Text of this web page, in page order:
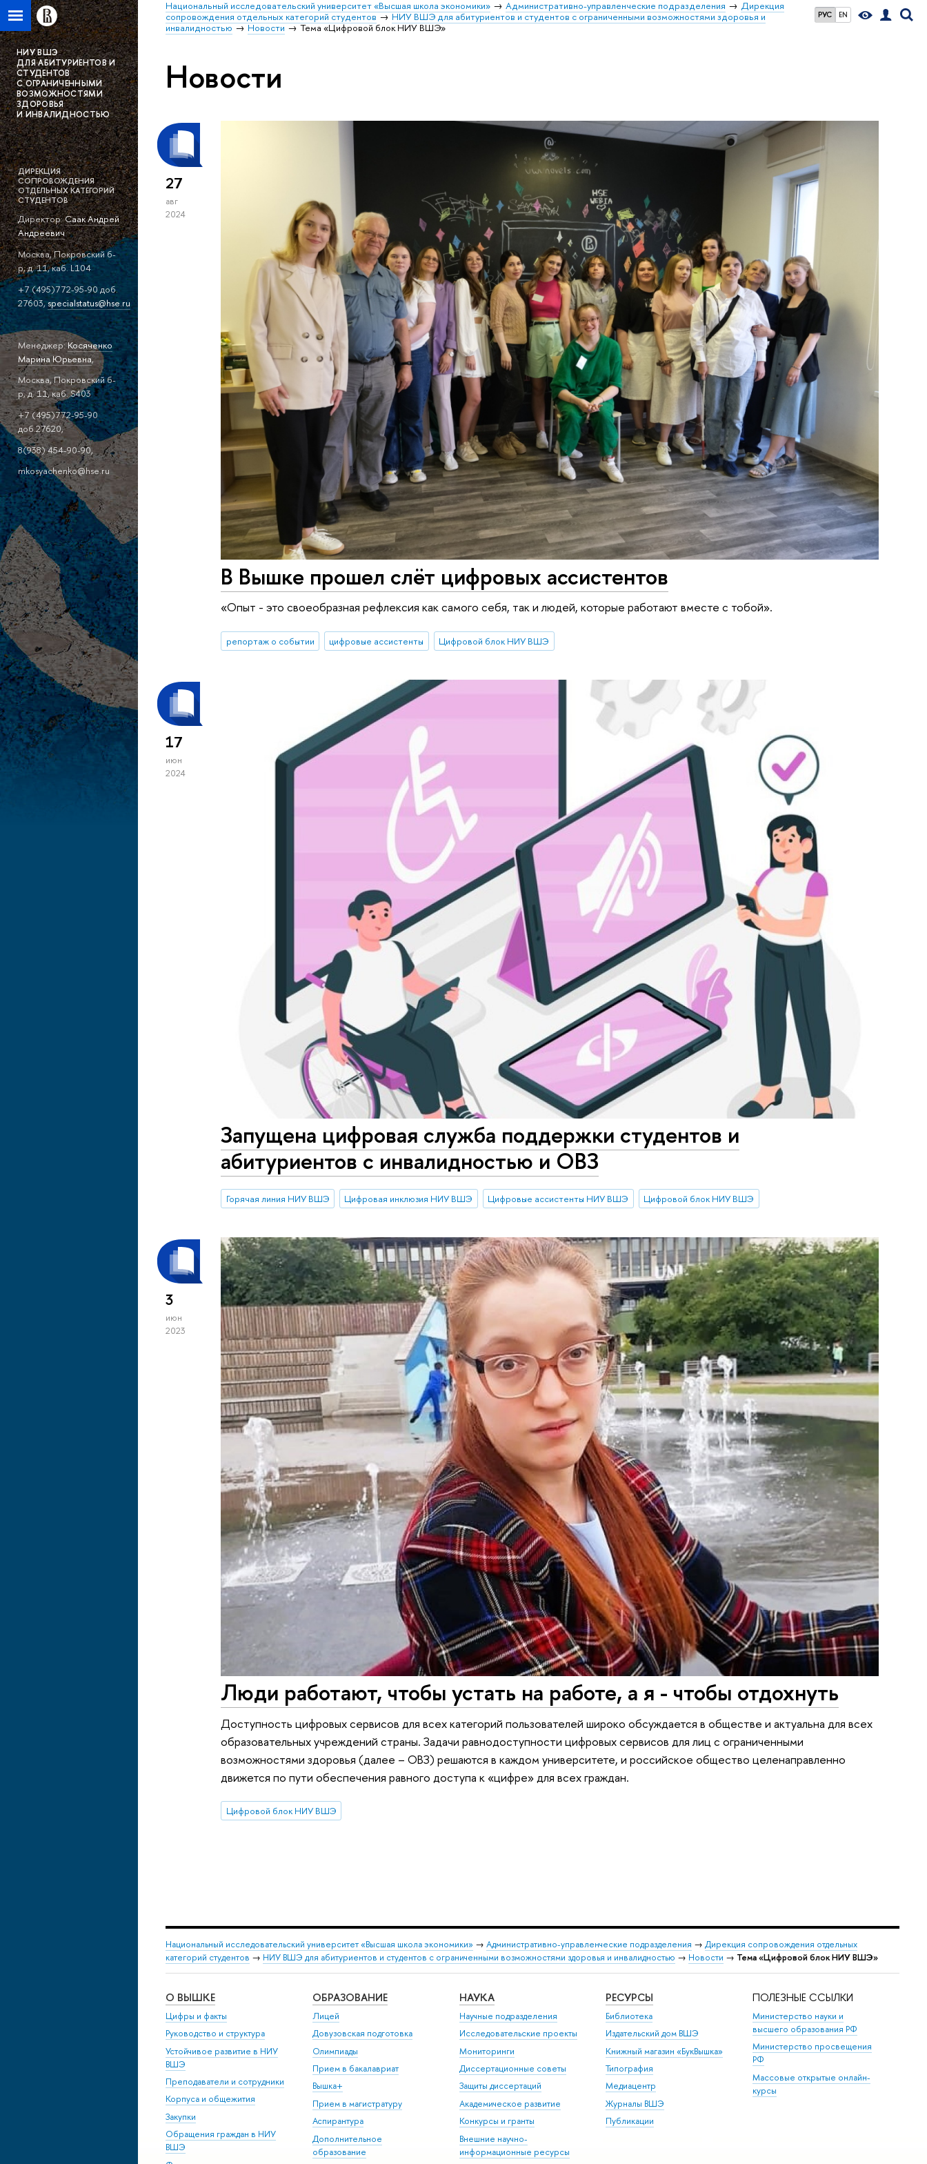
РУС EN
Национальный исследовательский университет «Высшая школа экономики» Административно-управленческие подразделения
Дирекция
сопровождения отдельных категорий студентов
НИУ ВШЭ для абитуриентов и студентов с ограниченными возможностями здоровья и
инвалидностью
Новости Тема «Цифровой блок НИУ ВШЭ»
НИУ ВШЭ
ДЛЯ АБИТУРИЕНТОВ И
СТУДЕНТОВ
С ОГРАНИЧЕННЫМИ
ВОЗМОЖНОСТЯМИ
ЗДОРОВЬЯ
И ИНВАЛИДНОСТЬЮ
ДИРЕКЦИЯ
СОПРОВОЖДЕНИЯ
ОТДЕЛЬНЫХ КАТЕГОРИЙ
СТУДЕНТОВ
Директор:Саак Андрей
Андреевич
Москва, Покровский б-
р, д. 11, каб. L104
+7 (495)772-95-90 доб.
27603,specialstatus@hse.ru
Менеджер:Косяченко
Марина Юрьевна,
Москва, Покровский б-
р, д. 11, каб. S403
+7 (495)772-95-90
доб.27620,
8(938) 454-90-90,
mkosyachenko@hse.ru
Новости
27
авг
2024
В Вышке прошел слёт цифровых ассистентов
«Опыт - это своеобразная рефлексия как самого себя, так и людей, которые работают вместе с тобой».
репортаж о событии цифровые ассистенты Цифровой блок НИУ ВШЭ
17
июн
2024
Запущена цифровая служба поддержки студентов и
абитуриентов с инвалидностью и ОВЗ
Горячая линия НИУ ВШЭ Цифровая инклюзия НИУ ВШЭ Цифровые ассистенты НИУ ВШЭ Цифровой блок НИУ ВШЭ
3
июн
2023
Люди работают, чтобы устать на работе, а я - чтобы отдохнуть
Доступность цифровых сервисов для всех категорий пользователей широко обсуждается в обществе и актуальна для всех
образовательных учреждений страны. Задачи равнодоступности цифровых сервисов для лиц с ограниченными
возможностями здоровья (далее – ОВЗ) решаются в каждом университете, и российское общество целенаправленно
движется по пути обеспечения равного доступа к «цифре» для всех граждан.
Цифровой блок НИУ ВШЭ
Национальный исследовательский университет «Высшая школа экономики» → Административно-управленческие подразделения → Дирекция сопровождения отдельных
категорий студентов → НИУ ВШЭ для абитуриентов и студентов с ограниченными возможностями здоровья и инвалидностью → Новости → Тема «Цифровой блок НИУ ВШЭ»
О ВЫШКЕ
Цифры и факты
Руководство и структура
Устойчивое развитие в НИУ
ВШЭ
Преподаватели и сотрудники
Корпуса и общежития
Закупки
Обращения граждан в НИУ
ВШЭ
ОБРАЗОВАНИЕ
Лицей
Довузовская подготовка
Олимпиады
Прием в бакалавриат
Вышка+
Прием в магистратуру
Аспирантура
Дополнительное
образование
НАУКА
Научные подразделения
Исследовательские проекты
Мониторинги
Диссертационные советы
Защиты диссертаций
Академическое развитие
Конкурсы и гранты
Внешние научно-
информационные ресурсы
РЕСУРСЫ
Библиотека
Издательский дом ВШЭ
Книжный магазин «БукВышка»
Типография
Медиацентр
Журналы ВШЭ
Публикации
ПОЛЕЗНЫЕ ССЫЛКИ
Министерство науки и
высшего образования РФ
Министерство просвещения
РФ
Массовые открытые онлайн-
курсы